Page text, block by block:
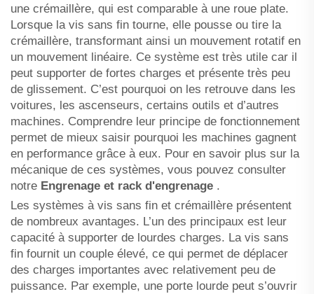
une crémaillère, qui est comparable à une roue plate.
Lorsque la vis sans fin tourne, elle pousse ou tire la
crémaillère, transformant ainsi un mouvement rotatif en
un mouvement linéaire. Ce système est très utile car il
peut supporter de fortes charges et présente très peu
de glissement. C’est pourquoi on les retrouve dans les
voitures, les ascenseurs, certains outils et d’autres
machines. Comprendre leur principe de fonctionnement
permet de mieux saisir pourquoi les machines gagnent
en performance grâce à eux. Pour en savoir plus sur la
mécanique de ces systèmes, vous pouvez consulter
notre Engrenage et rack d'engrenage .
Les systèmes à vis sans fin et crémaillère présentent
de nombreux avantages. L’un des principaux est leur
capacité à supporter de lourdes charges. La vis sans
fin fournit un couple élevé, ce qui permet de déplacer
des charges importantes avec relativement peu de
puissance. Par exemple, une porte lourde peut s’ouvrir